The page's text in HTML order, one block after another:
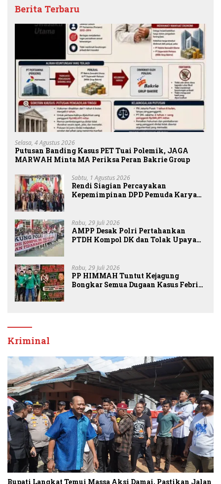
Berita Terbaru
Selasa, 4 Agustus 2026
Putusan Banding Kasus PET Tuai Polemik, JAGA
MARWAH Minta MA Periksa Peran Bakrie Group
Sabtu, 1 Agustus 2026
Rendi Siagian Percayakan
Kepemimpinan DPD Pemuda Karya
Rabu, 29 Juli 2026
AMPP Desak Polri Pertahankan
PTDH Kompol DK dan Tolak Upaya
Rabu, 29 Juli 2026
PP HIMMAH Tuntut Kejagung
Bongkar Semua Dugaan Kasus Febrie
Kriminal
Bupati Langkat Temui Massa Aksi Damai, Pastikan Jalan